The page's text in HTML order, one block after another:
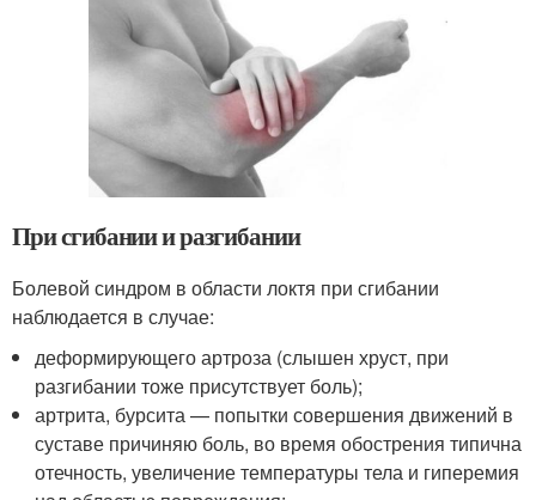
При сгибании и разгибании
Болевой синдром в области локтя при сгибании
наблюдается в случае:
деформирующего артроза (слышен хруст, при
разгибании тоже присутствует боль);
артрита, бурсита — попытки совершения движений в
суставе причиняю боль, во время обострения типична
отечность, увеличение температуры тела и гиперемия